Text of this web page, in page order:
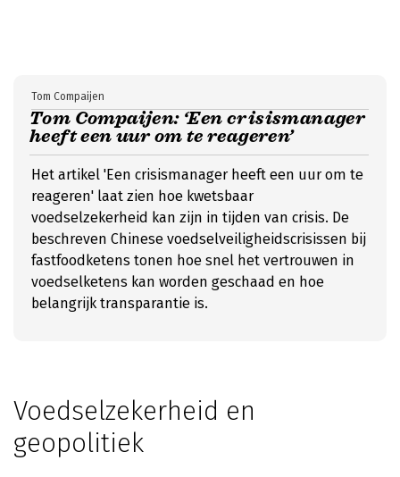
Tom Compaijen: ‘Een crisismanager
heeft een uur om te reageren’
Tom Compaijen
Het artikel 'Een crisismanager heeft een uur om te
reageren' laat zien hoe kwetsbaar
voedselzekerheid kan zijn in tijden van crisis. De
beschreven Chinese voedselveiligheidscrisissen bij
fastfoodketens tonen hoe snel het vertrouwen in
voedselketens kan worden geschaad en hoe
belangrijk transparantie is.
Voedselzekerheid en
geopolitiek